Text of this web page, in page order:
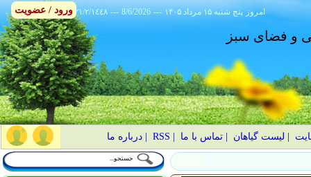
٢١/٢/١٤٤٨ --- 8/6/2026 --- ۱۴۰۵ پنج شنبه ۱۵ مرداد امروز
و فضای سبز
لیست گیاهان |تماس با ما RSS
|درباره ما
ورود / عضویت